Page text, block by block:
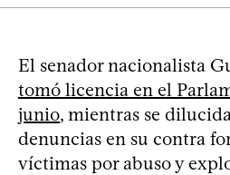
El senador nacionalista
tomó licencia en el
junio, mientras se
denuncias en su contra
víctimas por abuso y